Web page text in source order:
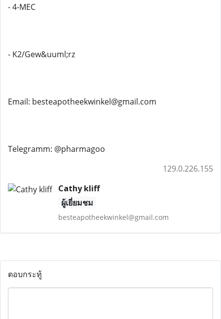
- 4-MEC
- K2/Gew&uuml;rz
Email: besteapotheekwinkel@gmail.com
Telegramm: @pharmagoo
129.0.226.155
Cathy kliff
ผู้เยี่ยมชม
besteapotheekwinkel@gmail.com
ตอบกระทู้